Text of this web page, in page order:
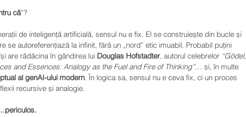
că”?
de inteligență artificială, sensul nu e fix. El se construiește din bucle și
se autoreferențiază la infinit, fără un „nord” etic imuabil. Probabil puțini
are rădăcina în gândirea lui Douglas Hofstadter, autorul celebrelor “Gödel,
and Essences: Analogy as the Fuel and Fire of Thinking”… și, în multe
al genAI-ului modern. În logica sa, sensul nu e ceva fix, ci un proces
recursive și analogie.